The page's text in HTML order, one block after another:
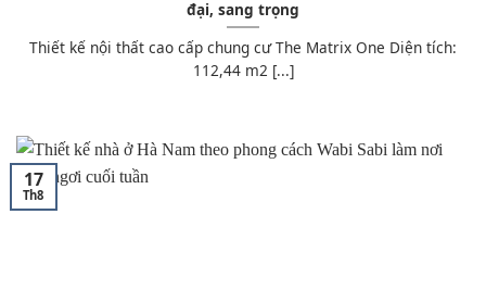
đại, sang trọng
Thiết kế nội thất cao cấp chung cư The Matrix One Diện tích:
112,44 m2 [...]
17
Th8